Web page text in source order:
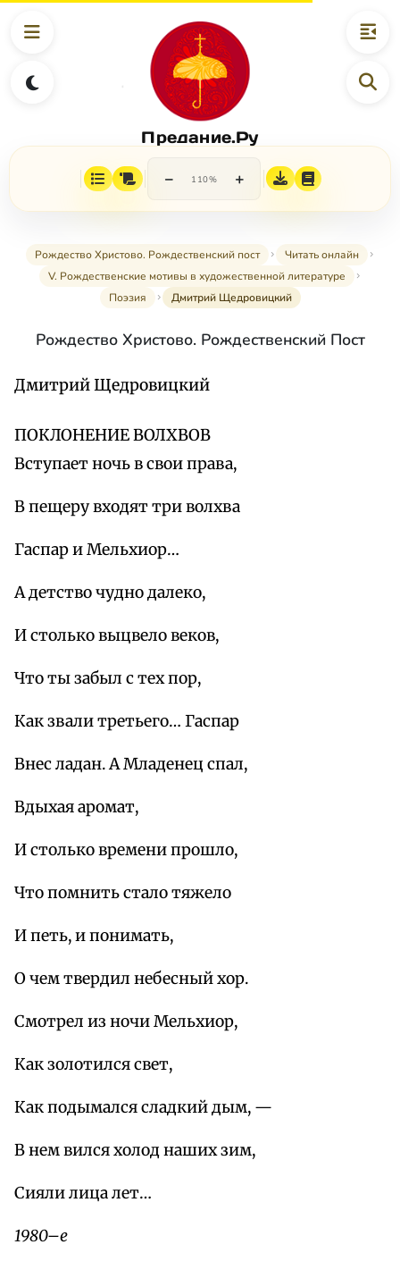
Предание.Ру
− 110% +
Рождество Христово. Рождественский пост
Читать онлайн
V. Рождественские мотивы в художественной литературе
Поэзия
Дмитрий Щедровицкий
Рождество Христово. Рождественский Пост
Дмитрий Щедровицкий
ПОКЛОНЕНИЕ ВОЛХВОВ
Вступает ночь в свои права,
В пещеру входят три волхва
Гаспар и Мельхиор…
А детство чудно далеко,
И столько выцвело веков,
Что ты забыл с тех пор,
Как звали третьего… Гаспар
Внес ладан. А Младенец спал,
Вдыхая аромат,
И столько времени прошло,
Что помнить стало тяжело
И петь, и понимать,
О чем твердил небесный хор.
Смотрел из ночи Мельхиор,
Как золотился свет,
Как подымался сладкий дым, —
В нем вился холод наших зим,
Сияли лица лет…
1980–е